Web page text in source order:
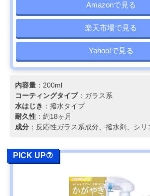
Amazonで見る
楽天市場で見る
Yahoo!で見る
内容量 ：200ml
コーティングタイプ：ガラス系
水はじき ：撥水タイプ
耐久性 ：約18ヶ月
成分 ：反応性ガラス系成分、撥水剤、シリ
PICK UP⑦